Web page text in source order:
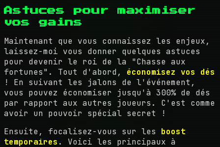
Astuces pour maximiser
vos gains
Maintenant que vous connaissez les enjeux,
laissez-moi vous donner quelques astuces
pour devenir le roi de la "Chasse aux
fortunes". Tout d'abord, économisez vos dés
! En suivant les jalons de l'événement,
vous pouvez économiser jusqu'à 300% de dés
par rapport aux autres joueurs. C'est comme
avoir un pouvoir spécial secret !
Ensuite, focalisez-vous sur les boost
temporaires . Voici les principaux à